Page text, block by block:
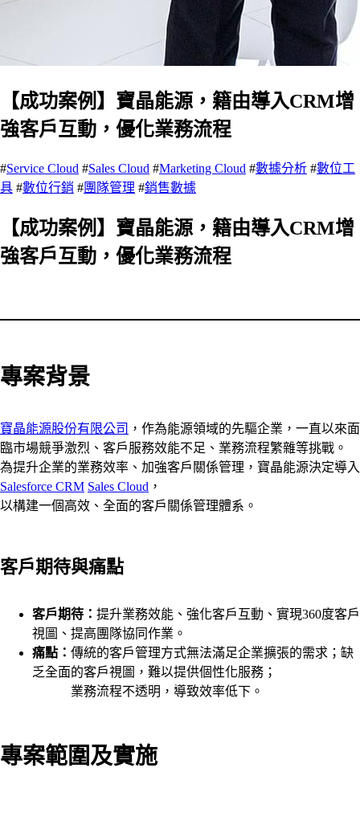
【成功案例】寶晶能源，籍由導入CRM增
強客戶互動，優化業務流程
#Service Cloud #Sales Cloud #Marketing Cloud #數據分析 #數位工
具 #數位行銷 #團隊管理 #銷售數據
【成功案例】寶晶能源，籍由導入CRM增
強客戶互動，優化業務流程
專案背景
寶晶能源股份有限公司 ，作為能源領域的先驅企業，一直以來面
臨市場競爭激烈、客戶服務效能不足、業務流程繁雜等挑戰。
為提升企業的業務效率、加強客戶關係管理，寶晶能源決定導入
Salesforce CRM Sales Cloud ，
以構建一個高效、全面的客戶關係管理體系。
客戶期待與痛點
客戶期待： 提升業務效能、強化客戶互動、實現360度客戶
視圖、提高團隊協同作業。
痛點： 傳統的客戶管理方式無法滿足企業擴張的需求；缺
乏全面的客戶視圖，難以提供個性化服務；
業務流程不透明，導致效率低下。
專案範圍及實施